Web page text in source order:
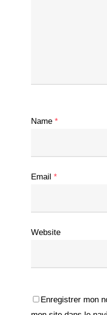
Name *
Email *
Website
Enregistrer mon